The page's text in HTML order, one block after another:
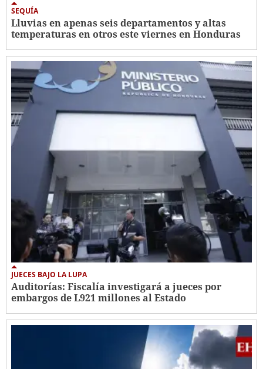
SEQUÍA
Lluvias en apenas seis departamentos y altas
temperaturas en otros este viernes en Honduras
JUECES BAJO LA LUPA
Auditorías: Fiscalía investigará a jueces por
embargos de L921 millones al Estado